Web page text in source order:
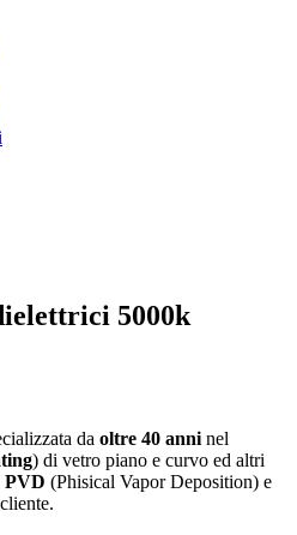
5000k
da oltre 40 anninel
) di vetro piano e curvo ed altri
PVD (Phisical Vapor Deposition) e